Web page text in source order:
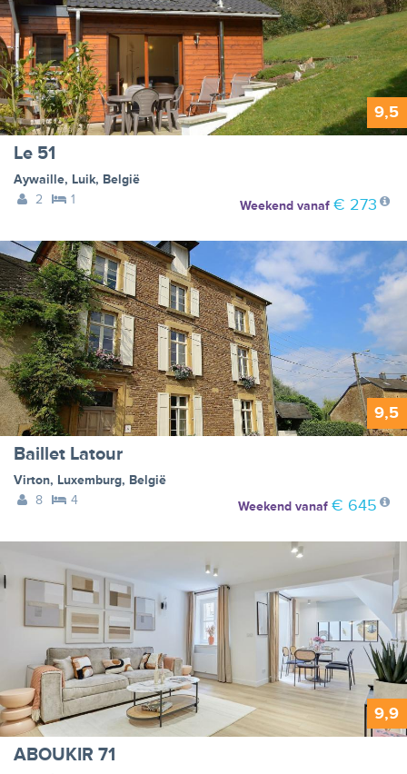
9,5
Le 51
Aywaille, Luik, België
2
1 Weekendvanaf € 273
9,5
Baillet Latour
Virton, Luxemburg, België
8
4 Weekendvanaf € 645
9,9
ABOUKIR 71